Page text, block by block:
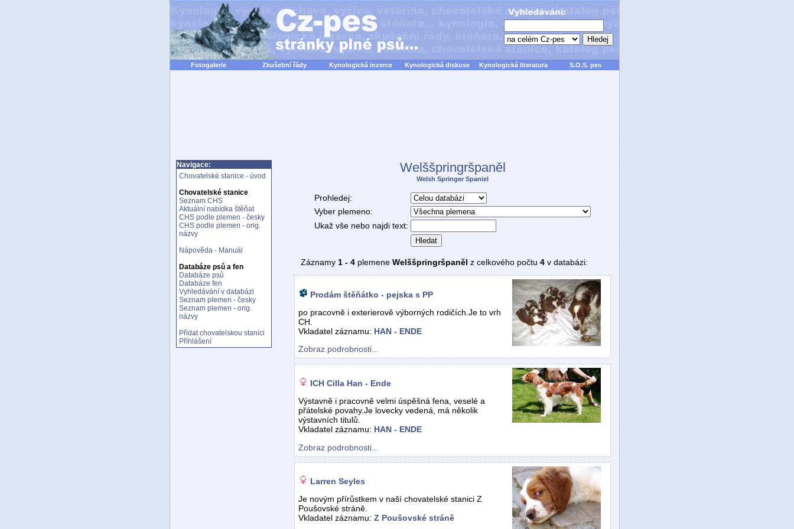
Fotogalerie Zkušební řády Kynologická inzerce Kynologická diskuse Kynologická literatura S.O.S. pes
Navigace:
Chovatelské stanice - úvod
Chovatelské stanice
Seznam CHS
Aktuální nabídka štěňat
CHS podle plemen - česky
CHS podle plemen - orig.
názvy
Nápověda - Manuál
Databáze psů a fen
Databáze psů
Databáze fen
Vyhledávání v databázi
Seznam plemen - česky
Seznam plemen - orig.
názvy
Přidat chovatelskou stanici
Přihlášení
Welššpringršpaněl
Welsh Springer Spaniel
Prohledej:
Vyber plemeno:
Ukaž vše nebo najdi text:
Hledat
Záznamy 1 - 4 plemene Welššpringršpaněl z celkového počtu 4 v databázi:
Prodám štěňátko - pejska s PP
po pracovně i exterierově výborných rodičích.Je to vrh
CH.
Vkladatel záznamu: HAN - ENDE
Zobraz podrobnosti...
ICH Cilla Han - Ende
Výstavně i pracovně velmi úspěšná fena, veselé a
přátelské povahy.Je lovecky vedená, má několik
výstavních titulů.
Vkladatel záznamu: HAN - ENDE
Zobraz podrobnosti...
Larren Seyles
Je novým přírůstkem v naší chovatelské stanici Z
Poušovské stráně.
Vkladatel záznamu: Z Poušovské stráně